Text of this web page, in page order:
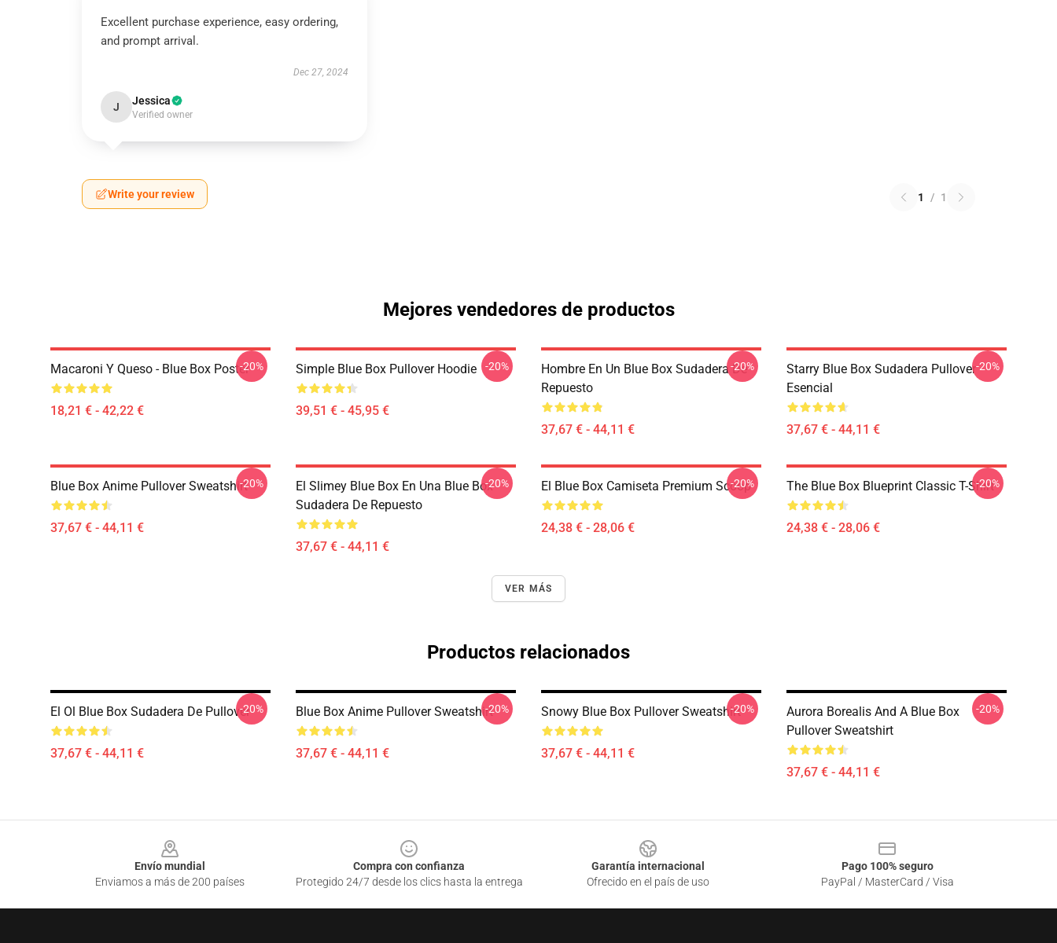
Excellent purchase experience, easy ordering,
and prompt arrival.
Dec 27, 2024
J Jessica
Verified owner
Write your review 1 / 1
Mejores vendedores de productos
Macaroni Y Queso - Blue Box Poster
18,21 € - 42,22 €
-20% Simple Blue Box Pullover Hoodie
39,51 € - 45,95 €
-20%
Hombre En Un Blue Box Sudadera De
Repuesto
37,67 € - 44,11 €
-20%
Starry Blue Box Sudadera Pullover
Esencial
37,67 € - 44,11 €
-20%
Blue Box Anime Pullover Sweatshirt
37,67 € - 44,11 €
-20%
El Slimey Blue Box En Una Blue Box
Sudadera De Repuesto
37,67 € - 44,11 €
-20% El Blue Box Camiseta Premium Scoop
24,38 € - 28,06 €
-20% The Blue Box Blueprint Classic T-Shirt
24,38 € - 28,06 €
-20%
VER MÁS
Productos relacionados
El Ol Blue Box Sudadera De Pullover
37,67 € - 44,11 €
-20% Blue Box Anime Pullover Sweatshirt
37,67 € - 44,11 €
-20% Snowy Blue Box Pullover Sweatshirt
37,67 € - 44,11 €
-20%
Aurora Borealis And A Blue Box
Pullover Sweatshirt
37,67 € - 44,11 €
-20%
Envío mundial
Enviamos a más de 200 países
Compra con confianza
Protegido 24/7 desde los clics hasta la entrega
Garantía internacional
Ofrecido en el país de uso
Pago 100% seguro
PayPal / MasterCard / Visa